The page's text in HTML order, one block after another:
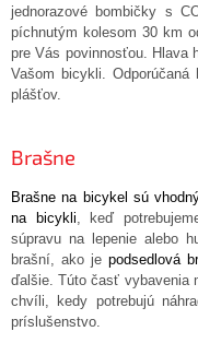
jednorazové bombičky s
píchnutým kolesom 30 km
pre Vás povinnosťou. Hlava
Vašom bicykli.
plášťov.
Brašne
Brašne na bicykel sú
na bicykli , keď
súpravu na lepenie alebo
brašní, ako jepodsedlová
ďalšie. Túto časť vybavenia
chvíli, kedy potrebujú
príslušenstvo.